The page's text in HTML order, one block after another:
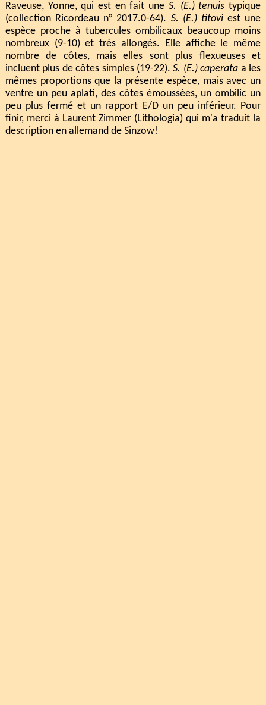
Raveuse, Yonne, qui est en fait une S. (E.) tenuis typique
(collection Ricordeau n° 2017.0-64). S. (E.) titovi est une
espèce proche à tubercules ombilicaux beaucoup moins
nombreux (9-10) et très allongés. Elle affiche le même
nombre de côtes, mais elles sont plus flexueuses et
incluent plus de côtes simples (19-22).S. (E.) caperata a les
mêmes proportions que la présente espèce, mais avec un
ventre un peu aplati, des côtes émoussées, un ombilic un
peu plus fermé et un rapport E/D un peu inférieur. Pour
finir, merci à Laurent Zimmer (Lithologia) qui m'a traduit la
description en allemand de Sinzow!